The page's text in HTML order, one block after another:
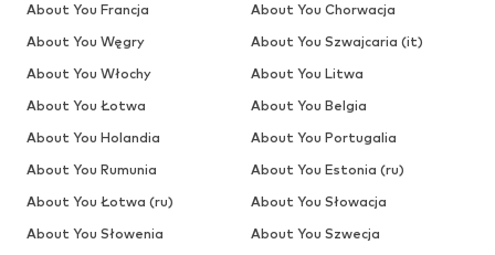
About You Francja
About You Chorwacja
About You Węgry
About You Szwajcaria (it)
About You Włochy
About You Litwa
About You Łotwa
About You Belgia
About You Holandia
About You Portugalia
About You Rumunia
About You Estonia (ru)
About You Łotwa (ru)
About You Słowacja
About You Słowenia
About You Szwecja